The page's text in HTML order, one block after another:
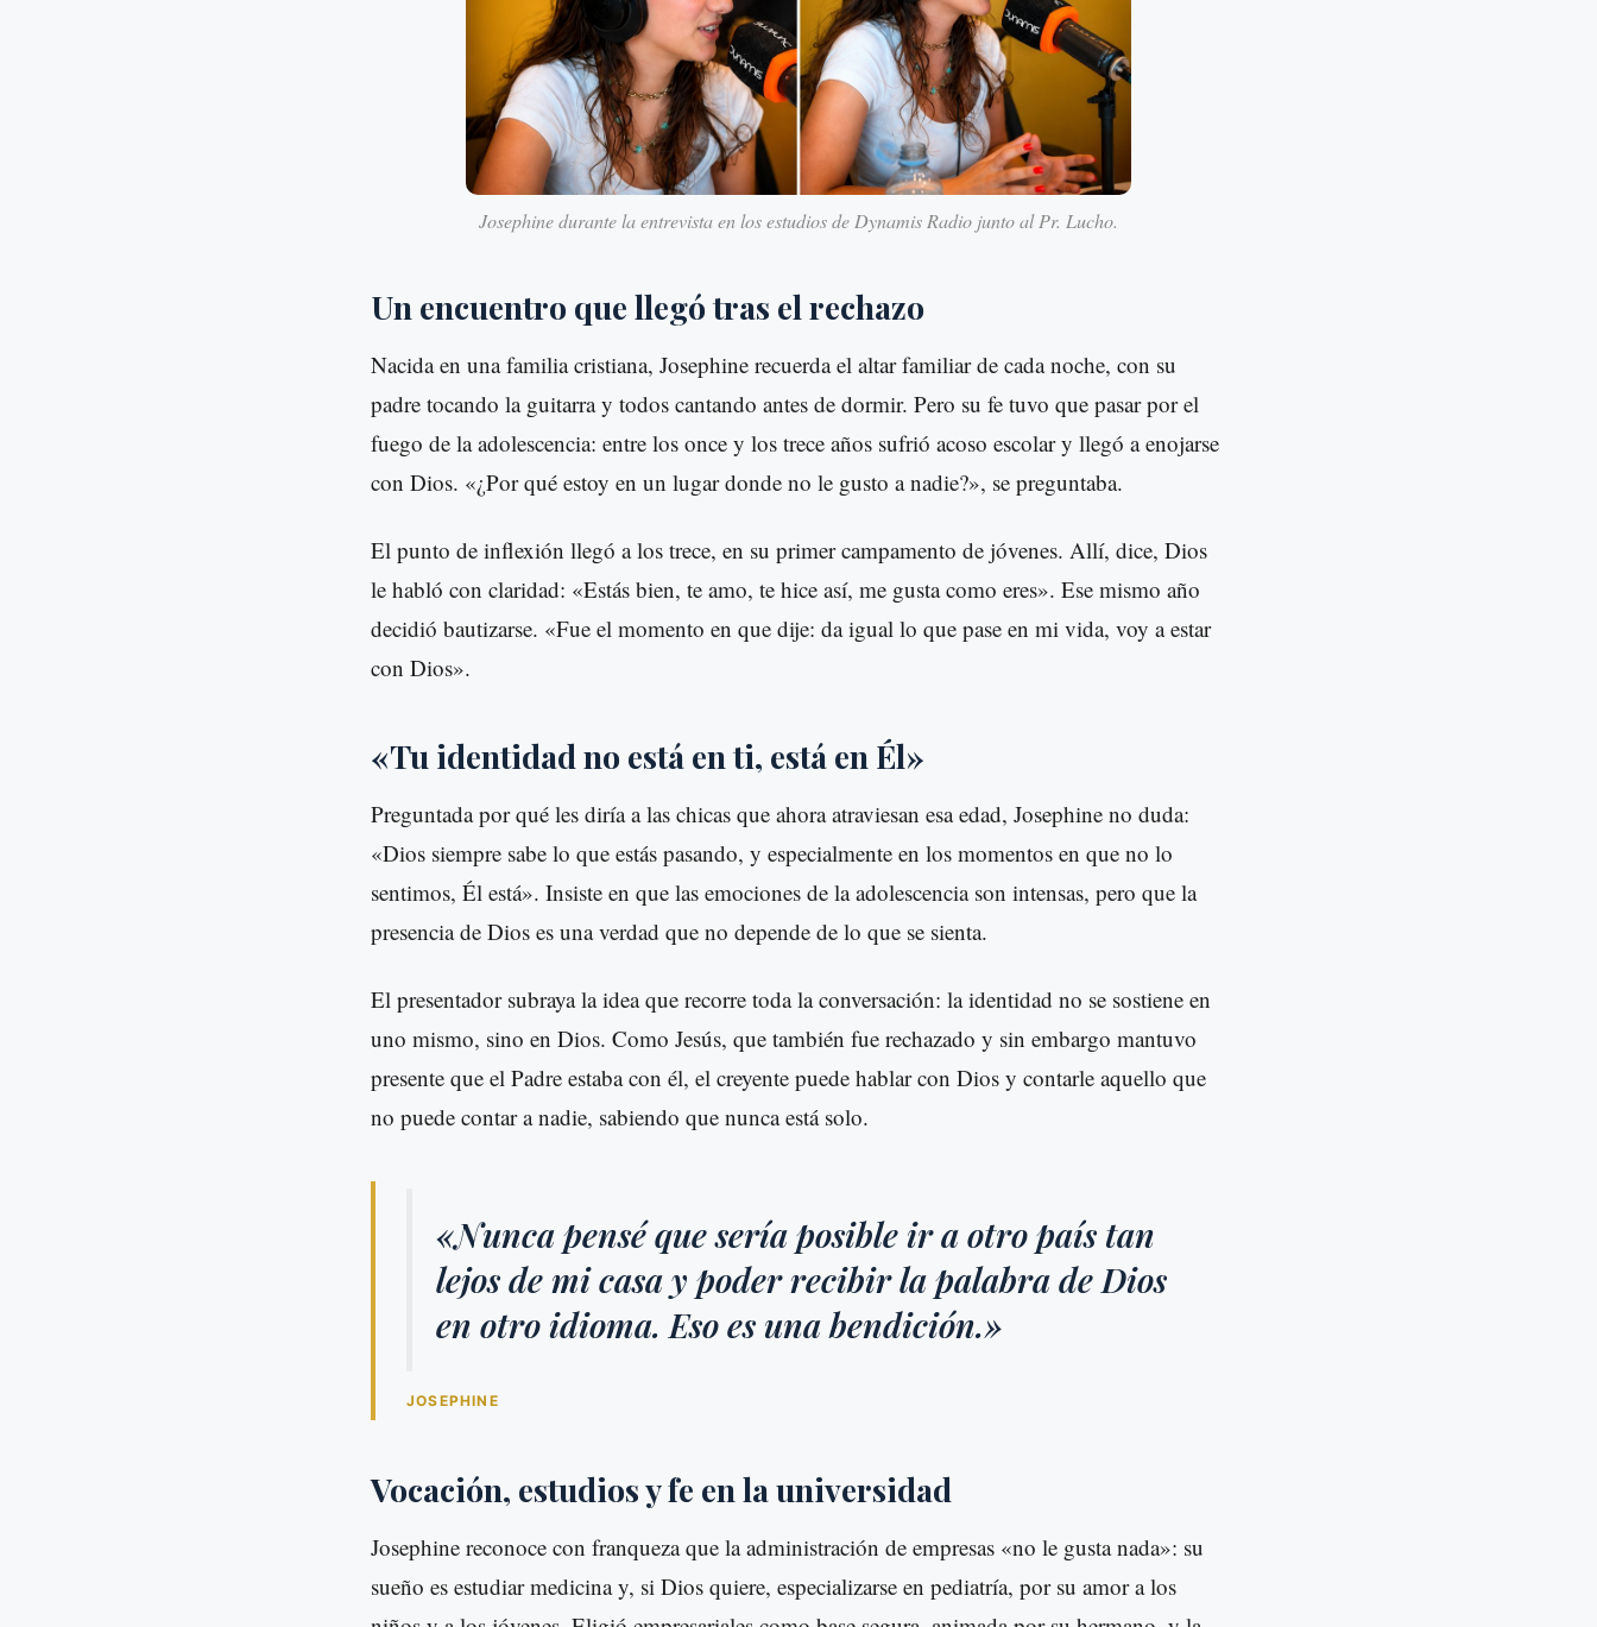
Josephine durante la entrevista en los estudios de Dynamis Radio junto al Pr. Lucho.
Un encuentro que llegó tras el rechazo
Nacida en una familia cristiana, Josephine recuerda el altar familiar de cada noche, con su
padre tocando la guitarra y todos cantando antes de dormir. Pero su fe tuvo que pasar por el
fuego de la adolescencia: entre los once y los trece años sufrió acoso escolar y llegó a enojarse
con Dios. «¿Por qué estoy en un lugar donde no le gusto a nadie?», se preguntaba.
El punto de inflexión llegó a los trece, en su primer campamento de jóvenes. Allí, dice, Dios
le habló con claridad: «Estás bien, te amo, te hice así, me gusta como eres». Ese mismo año
decidió bautizarse. «Fue el momento en que dije: da igual lo que pase en mi vida, voy a estar
con Dios».
«Tu identidad no está en ti, está en Él»
Preguntada por qué les diría a las chicas que ahora atraviesan esa edad, Josephine no duda:
«Dios siempre sabe lo que estás pasando, y especialmente en los momentos en que no lo
sentimos, Él está». Insiste en que las emociones de la adolescencia son intensas, pero que la
presencia de Dios es una verdad que no depende de lo que se sienta.
El presentador subraya la idea que recorre toda la conversación: la identidad no se sostiene en
uno mismo, sino en Dios. Como Jesús, que también fue rechazado y sin embargo mantuvo
presente que el Padre estaba con él, el creyente puede hablar con Dios y contarle aquello que
no puede contar a nadie, sabiendo que nunca está solo.
«Nunca pensé que sería posible ir a otro país tan
lejos de mi casa y poder recibir la palabra de Dios
en otro idioma. Eso es una bendición.»
JOSEPHINE
Vocación, estudios y fe en la universidad
Josephine reconoce con franqueza que la administración de empresas «no le gusta nada»: su
sueño es estudiar medicina y, si Dios quiere, especializarse en pediatría, por su amor a los